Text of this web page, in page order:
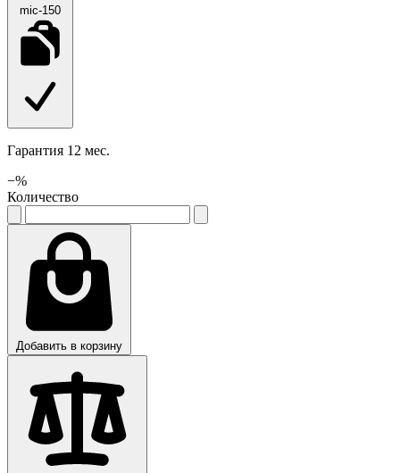
mic-150
Гарантия 12 мес.
−%
Количество
Добавить в корзину